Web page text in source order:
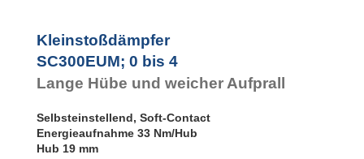
SC²300 bis
SC²650
MA30 bis MA900
PET20 bis
PET27
Kleinstoßdämpfer
SC300EUM; 0 bis 4
Lange Hübe und weicher Aufprall
Selbsteinstellend, Soft-Contact
Energieaufnahme 33 Nm/Hub
Hub 19 mm